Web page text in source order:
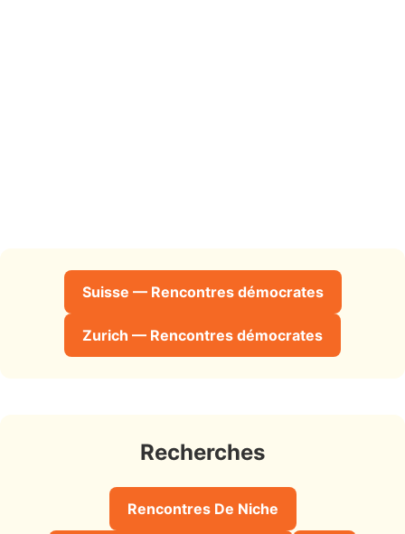
Suisse — Rencontres démocrates
Zurich — Rencontres démocrates
Recherches
Rencontres De Niche